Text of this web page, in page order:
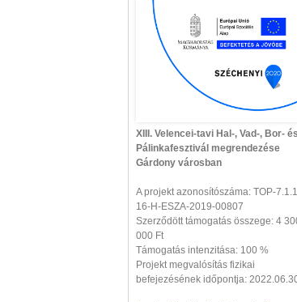
XIII. Velencei-tavi Hal-, Vad-, Bor- és
Pálinkafesztivál megrendezése
Gárdony városban
A projekt azonosítószáma: TOP-
16-H-ESZA-2019-00807
Szerződött támogatás összege: 4
000 Ft
Támogatás intenzitása: 100 %
Projekt megvalósítás fizikai
befejezésének időpontja: